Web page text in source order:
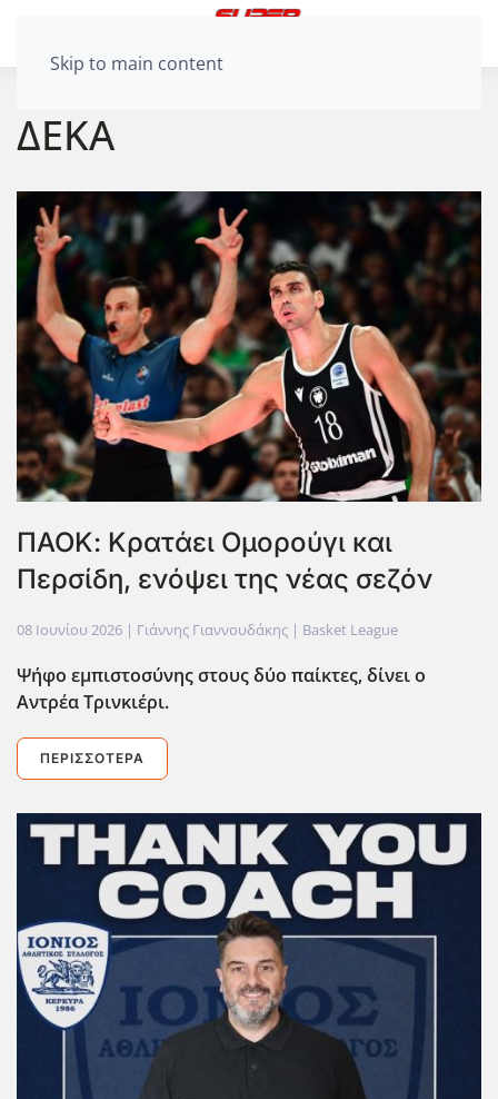
Skip to main content
ΔΕΚΑ
ΠΑΟΚ: Κρατάει Ομορούγι και
Περσίδη, ενόψει της νέας σεζόν
08 Ιουνίου 2026 | Γιάννης Γιαννουδάκης | Basket League
Ψήφο εμπιστοσύνης στους δύο παίκτες, δίνει ο
Αντρέα Τρινκιέρι.
ΠΕΡΙΣΣΌΤΕΡΑ